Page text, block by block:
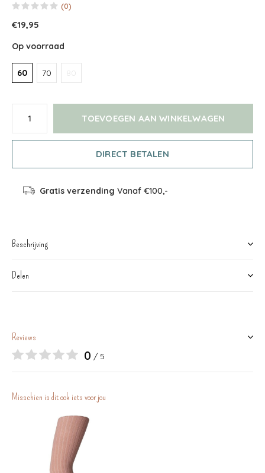
(0)
€19,95
Op voorraad
60 70 80
TOEVOEGEN AAN WINKELWAGEN
DIRECT BETALEN
Gratis verzending Vanaf €100,-
Beschrijving
Delen
Reviews
0 / 5
Misschien is dit ook iets voor jou